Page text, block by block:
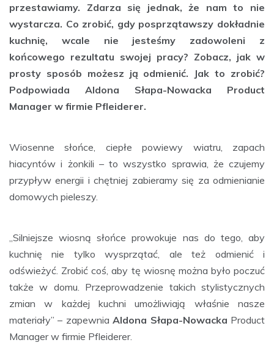
przestawiamy. Zdarza się jednak, że nam to nie
wystarcza. Co zrobić, gdy posprzątawszy dokładnie
kuchnię, wcale nie jesteśmy zadowoleni z
końcowego rezultatu swojej pracy? Zobacz, jak w
prosty sposób możesz ją odmienić. Jak to zrobić?
Podpowiada Aldona Słapa-Nowacka Product
Manager w firmie Pfleiderer.
Wiosenne słońce, ciepłe powiewy wiatru, zapach
hiacyntów i żonkili – to wszystko sprawia, że czujemy
przypływ energii i chętniej zabieramy się za odmienianie
domowych pieleszy.
„Silniejsze wiosną słońce prowokuje nas do tego, aby
kuchnię nie tylko wysprzątać, ale też odmienić i
odświeżyć. Zrobić coś, aby tę wiosnę można było poczuć
także w domu. Przeprowadzenie takich stylistycznych
zmian w każdej kuchni umożliwiają właśnie nasze
materiały” – zapewniaAldona Słapa-Nowacka Product
Manager w firmie Pfleiderer.